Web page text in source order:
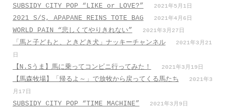
SUBSIDY CITY POP “LIKE or LOVE?” 2021年5月1日
2021 S/S, APAPANE REINS TOTE BAG 2021年4月6日
WORLD PAIN “悲しくてやりきれない” 2021年3月27日
「馬と子どもと、ときどき犬」ナッキーチャンネル
2021年3月21
日
【N.Sうま】馬に乗ってコンビニ行ってみた！ 2021年3月19日
【馬森牧場】「帰るよ～」で放牧から戻ってくる馬たち
2021年3
月17日
SUBSIDY CITY POP “TIME MACHINE” 2021年3月9日